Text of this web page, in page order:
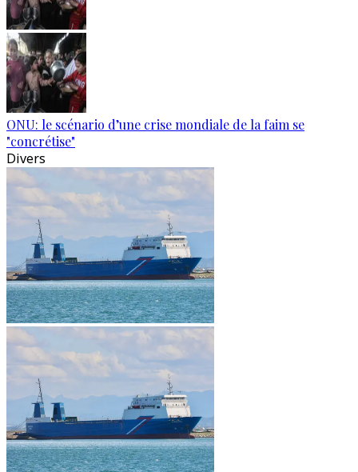
ONU: le scénario d’une crise mondiale de la faim se
"concrétise"
Divers